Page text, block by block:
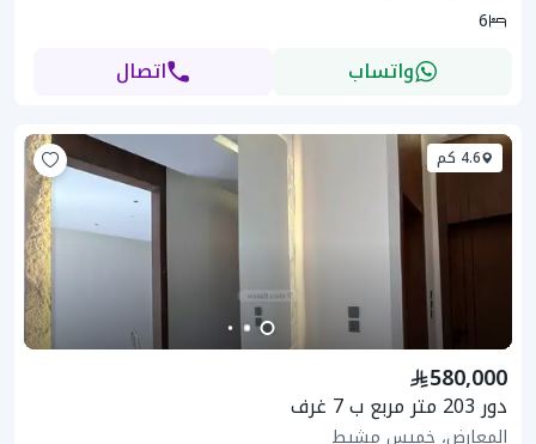
6
واتساب اتصال
4.6 كم
580,000
دور 203 متر مربع ب 7 غرف
المعارض، خميس مشيط